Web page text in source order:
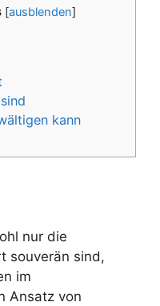
[ausblenden]
kann
nur die
souverän sind,
im
Ansatz von